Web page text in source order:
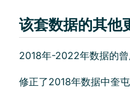
该套数据的其他
2018年-2022年数据的曾
修正了2018年数据中奎屯